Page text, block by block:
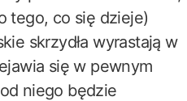
tego, co się dzieje)
skrzydła wyrastają w
się w pewnym
niego będzie